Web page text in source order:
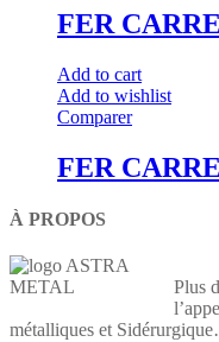
FER CARRE
Add to cart
Add to wishlist
Comparer
FER CARRE
À PROPOS
Plus
métalliques et